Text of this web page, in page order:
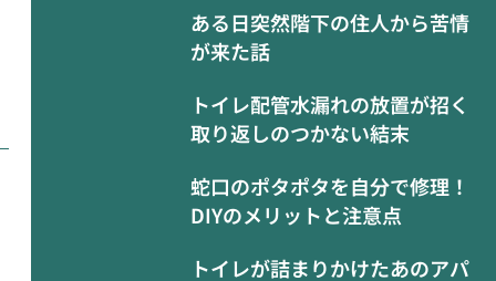
ある日突然階下の住人から苦情
が来た話
トイレ配管水漏れの放置が招く
取り返しのつかない結末
蛇口のポタポタを自分で修理！
DIYのメリットと注意点
トイレが詰まりかけたあのアパ